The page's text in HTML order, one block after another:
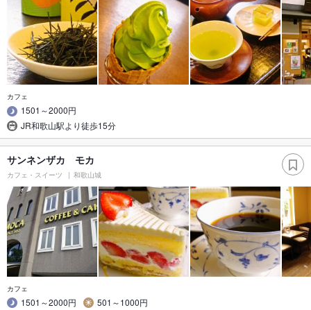
カフェ
1501～2000円
JR和歌山駅より徒歩15分
サンネンザカ モカ
カフェ・スイーツ 和歌山城
カフェ
1501～2000円
501～1000円